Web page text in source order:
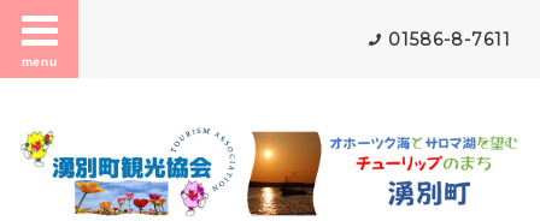
menu
01586-8-7611